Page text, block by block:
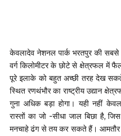
केवलादेव नेशनल पार्क भरतपुर की
वर्ग किलोमीटर के छोटे से क्षेत्रफल में
पूरे इलाके को बहुत अच्छी तरह देख
स्थित रणथंभौर का राष्ट्रीय उद्यान
गुना अधिक बड़ा होगा। यही नहीं
रास्तों का जो -सीधा जाल बिछा है,
मनचाहे ढंग से तय कर सकते हैं। आमतौर